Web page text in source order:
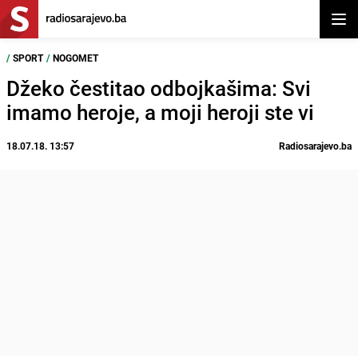
/ SPORT / NOGOMET
Džeko čestitao odbojkašima: Svi
imamo heroje, a moji heroji ste vi
18.07.18. 13:57 Radiosarajevo.ba